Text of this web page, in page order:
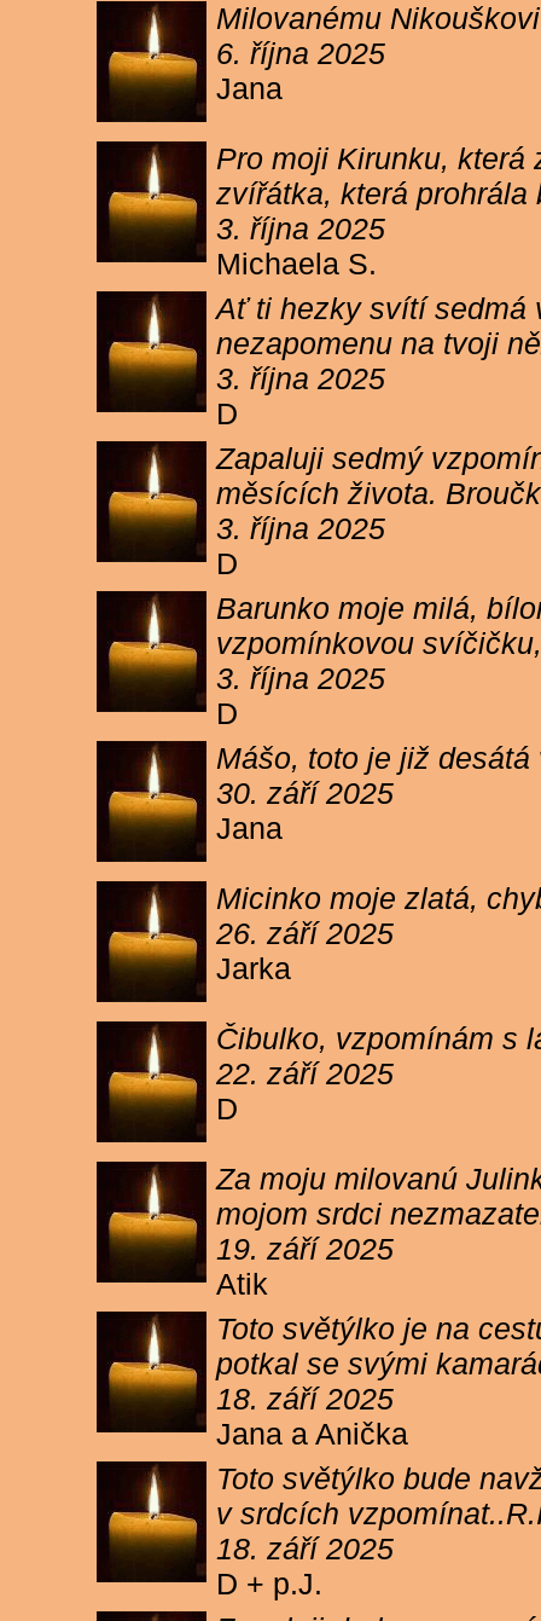
Milovanému
6. října 2025
Jana
Pro moji Kirunku, která
zvířátka, která prohrála
3. října 2025
Michaela S.
Ať ti hezky svítí sedmá
nezapomenu na tvoji
3. října 2025
D
Zapaluji sedmý
měsících života.
3. října 2025
D
Barunko moje milá,
vzpomínkovou
3. října 2025
D
Mášo, toto je již
30. září 2025
Jana
Micinko moje zlatá,
26. září 2025
Jarka
Čibulko, vzpomínám s
22. září 2025
D
Za moju milovanú
mojom srdci
19. září 2025
Atik
Toto světýlko je na
potkal se svými
18. září 2025
Jana a Anička
Toto světýlko bude
v srdcích
18. září 2025
D + p.J.